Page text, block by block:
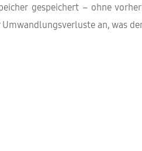
gespeichert – ohne
an, was